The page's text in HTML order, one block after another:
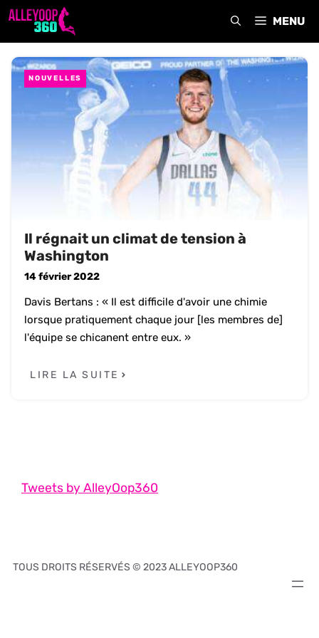
Aller
MENU
NOUVELLES
Il régnait un climat de tension à
Washington
14 février 2022
Davis Bertans : « Il est difficile d'avoir une chimie
lorsque pratiquement chaque jour [les membres de]
l'équipe se chicanent entre eux. »
LIRE LA SUITE
Tweets by AlleyOop360
TOUS DROITS RÉSERVÉS © 2023 ALLEYOOP360